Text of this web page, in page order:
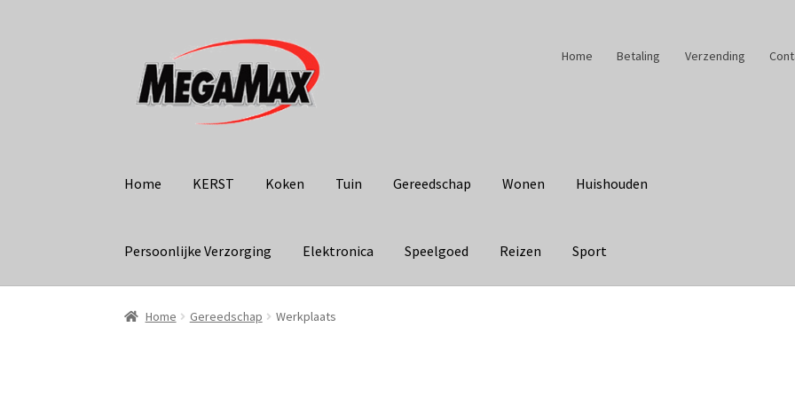
door
naar
naar
Home Betaling Verzending
Home KERST Koken Tuin Gereedschap Wonen Huishouden
Persoonlijke Verzorging Elektronica Speelgoed Reizen Sport
Home Gereedschap Werkplaats